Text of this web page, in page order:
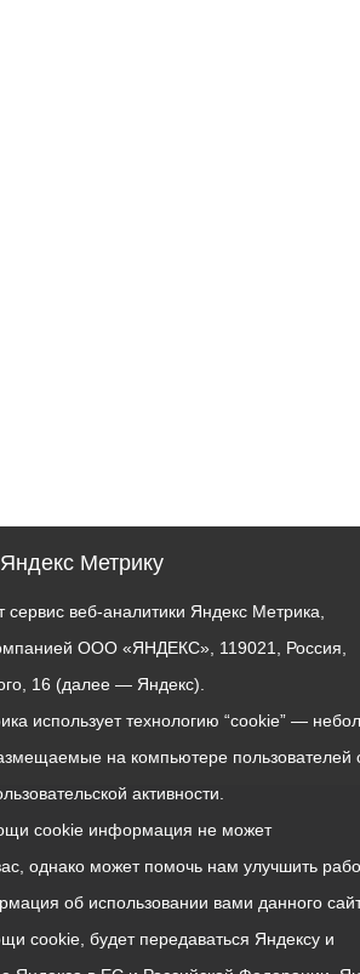
Метрику
сервис веб-аналитики Яндекс Метрика,
ООО «ЯНДЕКС», 119021, Россия,
16 (далее — Яндекс).
использует технологию “cookie” —
на компьютере пользователей
активности.
cookie информация не может
однако может помочь нам улучшить
об использовании вами данного
cookie, будет передаваться Яндексу и